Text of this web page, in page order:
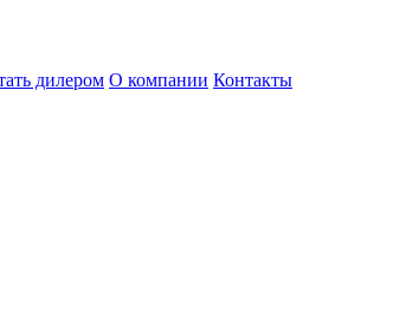
дилером О компании Контакты